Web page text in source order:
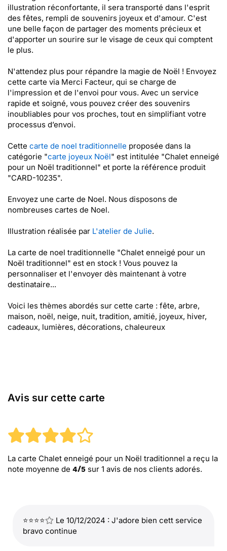
illustration réconfortante, il sera transporté dans l'esprit
des fêtes, rempli de souvenirs joyeux et d'amour. C'est
une belle façon de partager des moments précieux et
d'apporter un sourire sur le visage de ceux qui comptent
le plus.
N'attendez plus pour répandre la magie de Noël ! Envoyez
cette carte via Merci Facteur, qui se charge de
l'impression et de l'envoi pour vous. Avec un service
rapide et soigné, vous pouvez créer des souvenirs
inoubliables pour vos proches, tout en simplifiant votre
processus d’envoi.
Cette carte de noel traditionnelle proposée dans la
catégorie "carte joyeux Noël" est intitulée "Chalet enneigé
pour un Noël traditionnel" et porte la référence produit
"CARD-10235".
Envoyez une carte de Noel. Nous disposons de
nombreuses cartes de Noel.
Illustration réalisée par L'atelier de Julie.
La carte de noel traditionnelle "Chalet enneigé pour un
Noël traditionnel" est en stock ! Vous pouvez la
personnaliser et l'envoyer dès maintenant à votre
destinataire...
Voici les thèmes abordés sur cette carte : fête, arbre,
maison, noël, neige, nuit, tradition, amitié, joyeux, hiver,
cadeaux, lumières, décorations, chaleureux
Avis sur cette carte
La carte Chalet enneigé pour un Noël traditionnel a reçu la
note moyenne de 4/5 sur 1 avis de nos clients adorés.
⭐⭐⭐⭐
Le 10/12/2024 : J'adore bien cett service
bravo continue